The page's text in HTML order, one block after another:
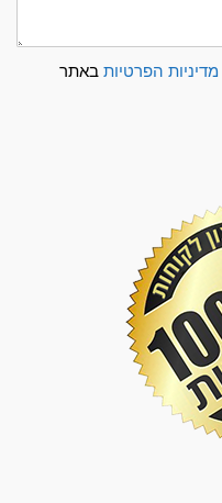
מדיניות הפרטיות באתר